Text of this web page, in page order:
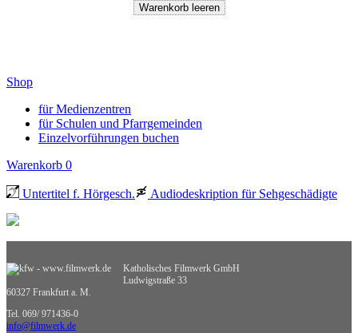
Shop
für Medienzentren
für Schulen und Pfarrgemeinden
Einzelvorführungen buchen
Warenkorb 0
Untertitel f. Hörgesch. Audiodeskription für Sehgeschädigte
Katholisches Filmwerk GmbH
Ludwigstraße 33
60327 Frankfurt a. M.
Tel. 069/ 971436-0
info@filmwerk.de